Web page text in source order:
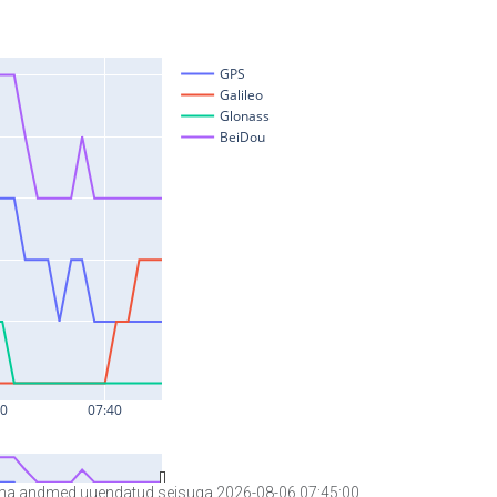
andmed uuendatud seisuga 2026-08-06 07:45:00